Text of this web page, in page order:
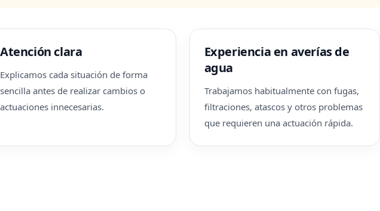
Atención clara
Explicamos cada situación de forma
sencilla antes de realizar cambios o
actuaciones innecesarias.
Experiencia en averías de
agua
Trabajamos habitualmente con fugas,
filtraciones, atascos y otros problemas
que requieren una actuación rápida.